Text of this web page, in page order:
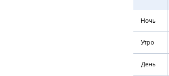
Ночь
Утро
День